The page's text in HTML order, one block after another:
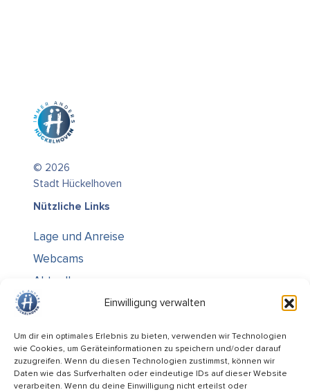
Einwilligung verwalten
Um dir ein optimales Erlebnis zu bieten, verwenden wir Technologien
wie Cookies, um Geräteinformationen zu speichern und/oder darauf
zuzugreifen. Wenn du diesen Technologien zustimmst, können wir
Daten wie das Surfverhalten oder eindeutige IDs auf dieser Website
verarbeiten. Wenn du deine Einwilligung nicht erteilst oder
© 2026
Stadt Hückelhoven
Nützliche Links
Lage und Anreise
Webcams
Aktuelles
Über uns
Kontakt / Öffnungszeiten
Alle Ämter
Stellenausschreibungen